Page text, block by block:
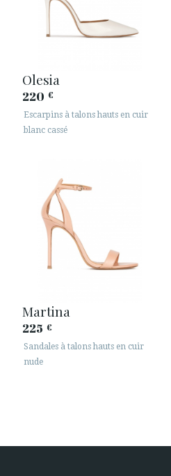
Olesia
220 €
Escarpins à talons hauts en cuir
blanc cassé
Martina
225 €
Sandales à talons hauts en cuir
nude